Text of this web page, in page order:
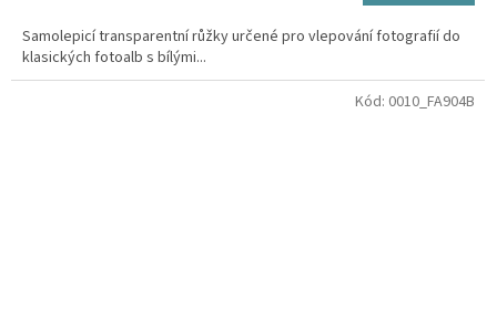
Samolepicí transparentní růžky určené pro vlepování fotografií do
klasických fotoalb s bílými...
Kód: 0010_FA904B